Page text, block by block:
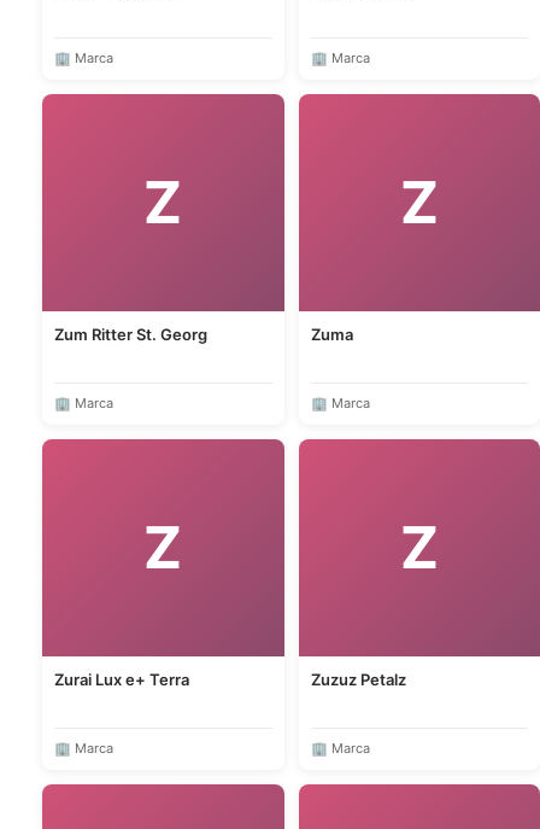
🏢 Marca 🏢 Marca
Z
Zum Ritter St. Georg
🏢 Marca
Z
Zuma
🏢 Marca
Z
Zurai Lux e+ Terra
🏢 Marca
Z
Zuzuz Petalz
🏢 Marca